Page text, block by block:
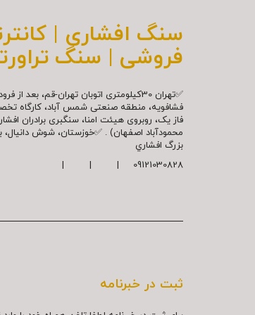
سنگ افشاری |
فروشی | سنگ
✅تهران 30کیلومتری اتوبان تهران-قم،
فشافویه، منطقه صنعتی شمس آباد، کارگاه
فاز یک، روبروی هیئت امنا، سنگبری برادران
محمودآباد اصفهان) . ✅خوزستان، شوش
بزرگ افشاري
09121030828 | | |
ثبت در خبرنامه